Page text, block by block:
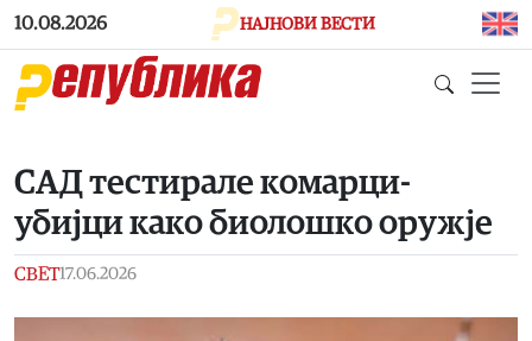
Skip to main content
10.08.2026 НАЈНОВИ ВЕСТИ
САД тестирале комарци-
убијци како биолошко оружје
СВЕТ17.06.2026